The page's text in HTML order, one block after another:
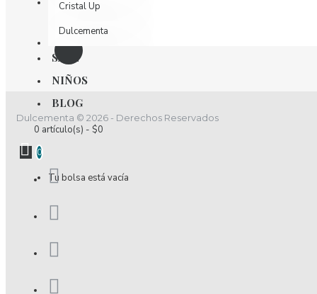
Cristal Up
Dulcementa
Dulzamara
D´luchi
Effekt Nutrition
Elixir
Esencia
SALE
NIÑOS
BLOG
0 artículo(s) - $0
0
Tu bolsa está vacía
Dulcementa © 2026 - Derechos Reservados